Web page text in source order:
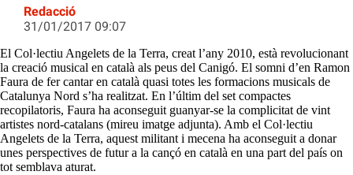
Redacció
31/01/2017 09:07
El Col·lectiu Angelets de la Terra, creat l’any 2010, està revolucionant
la creació musical en català als peus del Canigó. El somni d’en Ramon
Faura de fer cantar en català quasi totes les formacions musicals de
Catalunya Nord s’ha realitzat. En l’últim del set compactes
recopilatoris, Faura ha aconseguit guanyar-se la complicitat de vint
artistes nord-catalans (mireu imatge adjunta). Amb el Col·lectiu
Angelets de la Terra, aquest militant i mecena ha aconseguit a donar
unes perspectives de futur a la cançó en català en una part del país on
tot semblava aturat.